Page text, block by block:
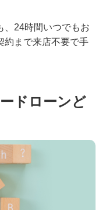
る？発生のタイミ
手続きの流れや借
うなる？延滞のリ
？利用限度額の仕
任意返済との違い
、24時間いつでもお
約まで来店不要で手
ドローンど